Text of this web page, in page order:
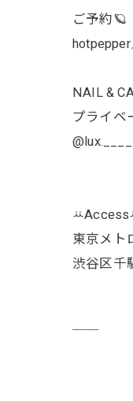
ご予約🪐
NAIL &
プライベ
東京メト
渋谷区千